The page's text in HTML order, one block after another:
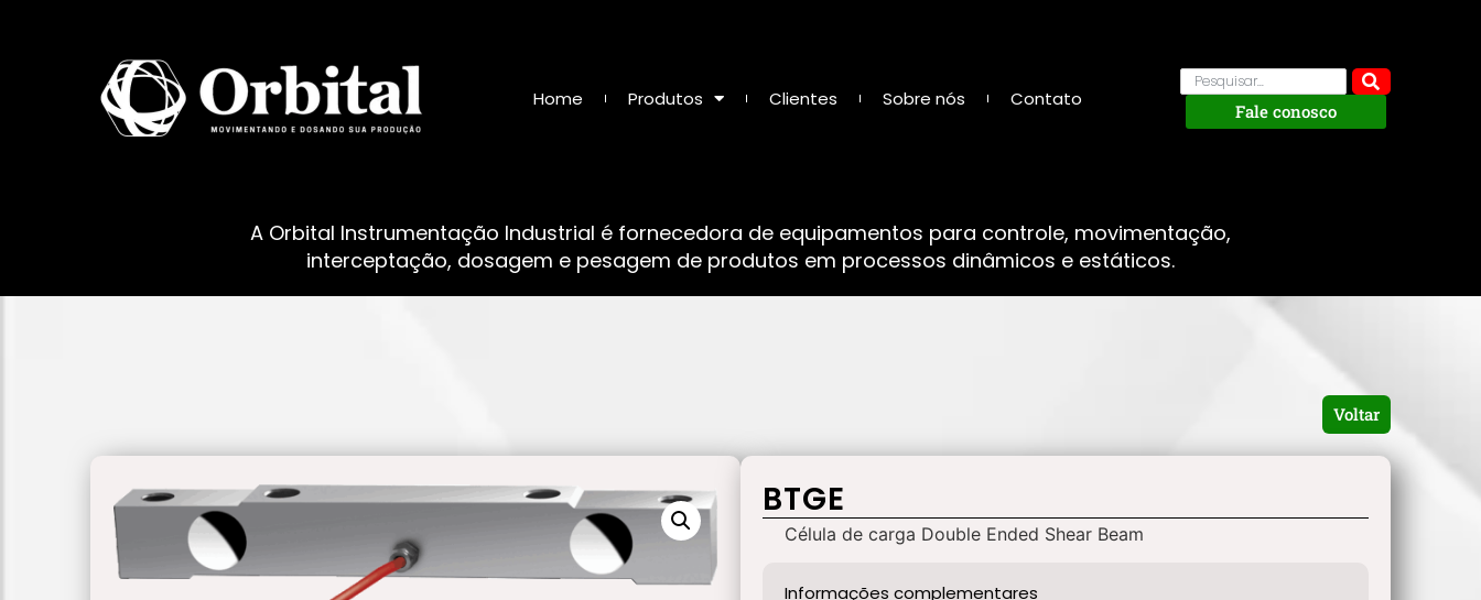
Home Produtos Clientes Sobre nós Contato
Fale conosco
A Orbital Instrumentação Industrial é fornecedora de equipamentos para controle, movimentação,
interceptação, dosagem e pesagem de produtos em processos dinâmicos e estáticos.
Voltar
BTGE
Célula de carga Double Ended Shear Beam
Informações complementares